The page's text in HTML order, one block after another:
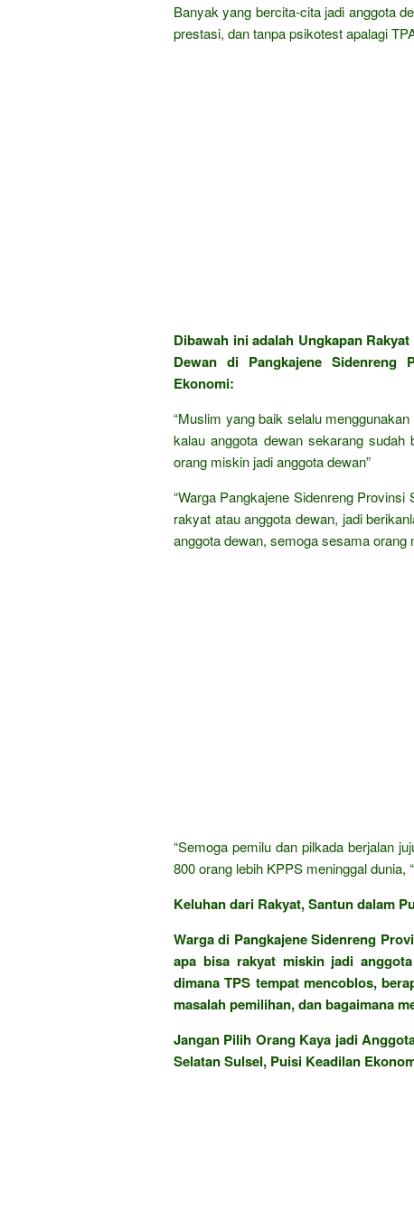
Banyak yang bercita-cita jadi anggota
prestasi, dan tanpa psikotest apalagi
Dibawah ini adalah Ungkapan Rakyat
Dewan di Pangkajene Sidenreng
Ekonomi:
“Muslim yang baik selalu
kalau anggota dewan sekarang
orang miskin jadi anggota dewan”
“Warga Pangkajene Sidenreng
rakyat atau anggota dewan, jadi
anggota dewan, semoga sesama orang
“Semoga pemilu dan pilkada berjalan
800 orang lebih KPPS meninggal dunia, “
Keluhan dari Rakyat, Santun dalam
Warga di Pangkajene Sidenreng
apa bisa rakyat miskin jadi
dimana TPS tempat mencoblos,
masalah pemilihan, dan bagaimana
Jangan Pilih Orang Kaya jadi
Selatan Sulsel, Puisi Keadilan